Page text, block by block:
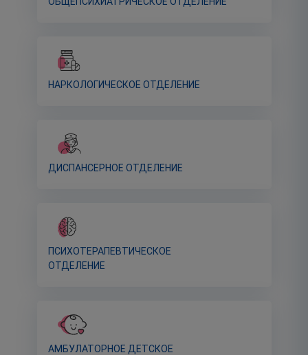
НАРКОЛОГИЧЕСКОЕ ОТДЕЛЕНИЕ
ДИСПАНСЕРНОЕ ОТДЕЛЕНИЕ
ПСИХОТЕРАПЕВТИЧЕСКОЕ
ОТДЕЛЕНИЕ
АМБУЛАТОРНОЕ ДЕТСКОЕ